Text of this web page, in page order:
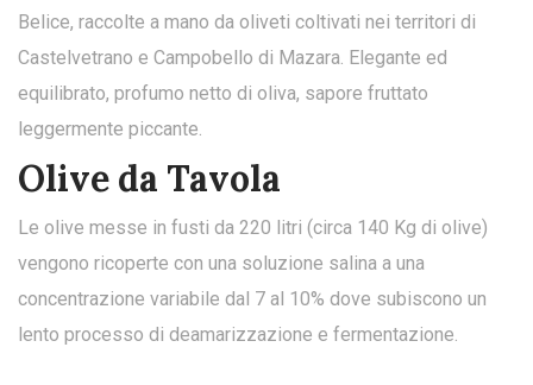
Belice, raccolte a mano da oliveti coltivati nei territori di
Castelvetrano e Campobello di Mazara. Elegante ed
equilibrato, profumo netto di oliva, sapore fruttato
leggermente piccante.
Olive da Tavola
Le olive messe in fusti da 220 litri (circa 140 Kg di olive)
vengono ricoperte con una soluzione salina a una
concentrazione variabile dal 7 al 10% dove subiscono un
lento processo di deamarizzazione e fermentazione.